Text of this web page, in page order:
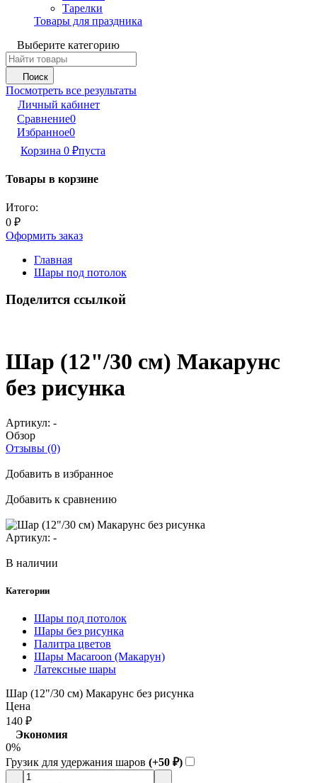
Тарелки
Товары для праздника
Выберите категорию
Поиск
Посмотреть все результаты
Личный кабинет
Сравнение0
Избранное0
Корзина 0 ₽пуста
Товары в корзине
Итого:
0 ₽
Оформить заказ
Главная
Шары под потолок
Поделится ссылкой
Шар (12"/30 см) Макарунс
без рисунка
Артикул: -
Обзор
Отзывы (0)
Добавить в избранное
Добавить к сравнению
Артикул: -
В наличии
Категории
Шары под потолок
Шары без рисунка
Палитра цветов
Шары Macaroon (Макарун)
Латексные шары
Шар (12"/30 см) Макарунс без рисунка
Цена
140 ₽
Экономия
0%
Грузик для удержания шаров (+50 ₽)